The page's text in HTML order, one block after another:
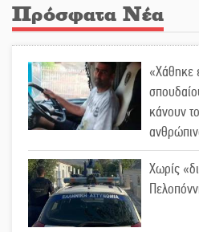
Πρόσφατα Νέα
«Χάθηκε
κάνουν
Χωρίς